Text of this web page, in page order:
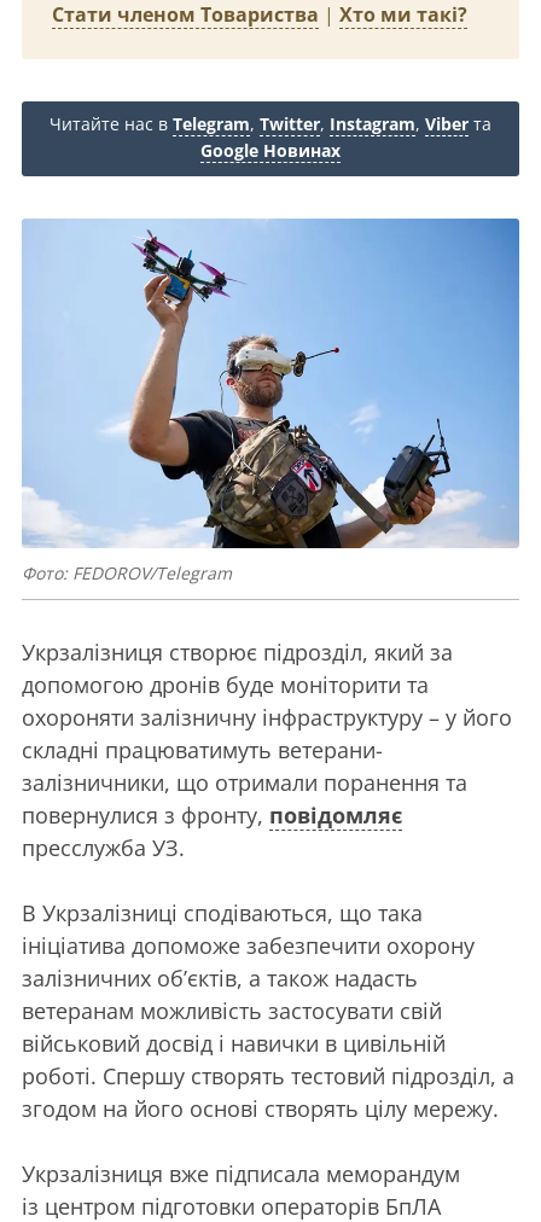
Стати членом Товариства | Хто ми такі?
Читайте нас в Telegram, Twitter, Instagram, Viber та
Google Новинах
Фото: FEDOROV/Telegram
Укрзалізниця створює підрозділ, який за
допомогою дронів буде моніторити та
охороняти залізничну інфраструктуру – у його
складні працюватимуть ветерани-
залізничники, що отримали поранення та
повернулися з фронту, повідомляє
пресслужба УЗ.
В Укрзалізниці сподіваються, що така
ініціатива допоможе забезпечити охорону
залізничних обʼєктів, а також надасть
ветеранам можливість застосувати свій
військовий досвід і навички в цивільній
роботі. Спершу створять тестовий підрозділ, а
згодом на його основі створять цілу мережу.
Укрзалізниця вже підписала меморандум
із центром підготовки операторів БпЛА